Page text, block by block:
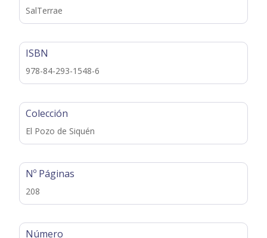
SalTerrae
ISBN
978-84-293-1548-6
Colección
El Pozo de Siquén
Nº Páginas
208
Número